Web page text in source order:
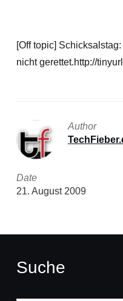
[Off topic]
nicht gerettet.http://
Author
Date
21. August 2009
Suche